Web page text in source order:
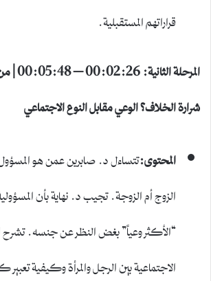
قراراتهم المستقبلية.
شرارة الخلاف؟ الوعي مقابل النوع الاجتماعي
المحتوى:تتساءل د. صابرين عمن هو
الزوج أم الزوجة. تجيب د. نهاية بأن
“الأكثر وعياً” بغض النظر عن جنسه. تشرح
الاجتماعية بين الرجل والمرأة وكيفية